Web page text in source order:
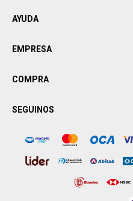
AYUDA
EMPRESA
COMPRA
SEGUINOS